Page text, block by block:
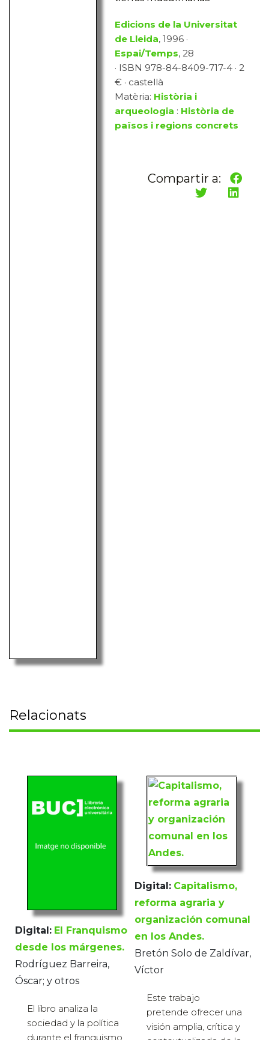
Edicions de la Universitat
de Lleida, 1996 ·
Espai/Temps, 28
· ISBN 978-84-8409-717-4 · 2
€ · castellà
Matèria: Història i
arqueologia : Història de
països i regions concrets
Compartir a:
Relacionats
Digital: El Franquismo
desde los márgenes.
Rodríguez Barreira,
Óscar; y otros
El libro analiza la
sociedad y la política
durante el franquismo
Digital: Capitalismo,
reforma agraria y
organización comunal
en los Andes.
Bretón Solo de Zaldívar,
Víctor
Este trabajo
pretende ofrecer una
visión amplia, crítica y